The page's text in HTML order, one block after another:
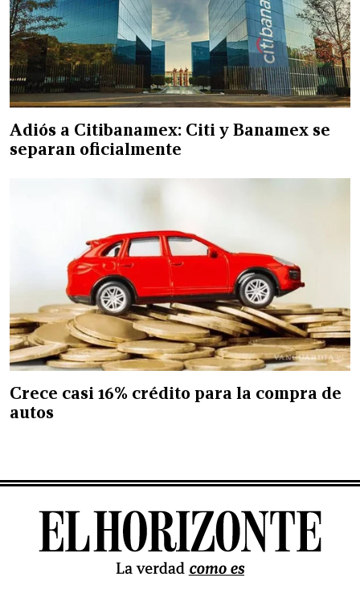
Adiós a Citibanamex: Citi y Banamex se
separan oficialmente
Crece casi 16% crédito para la compra de
autos